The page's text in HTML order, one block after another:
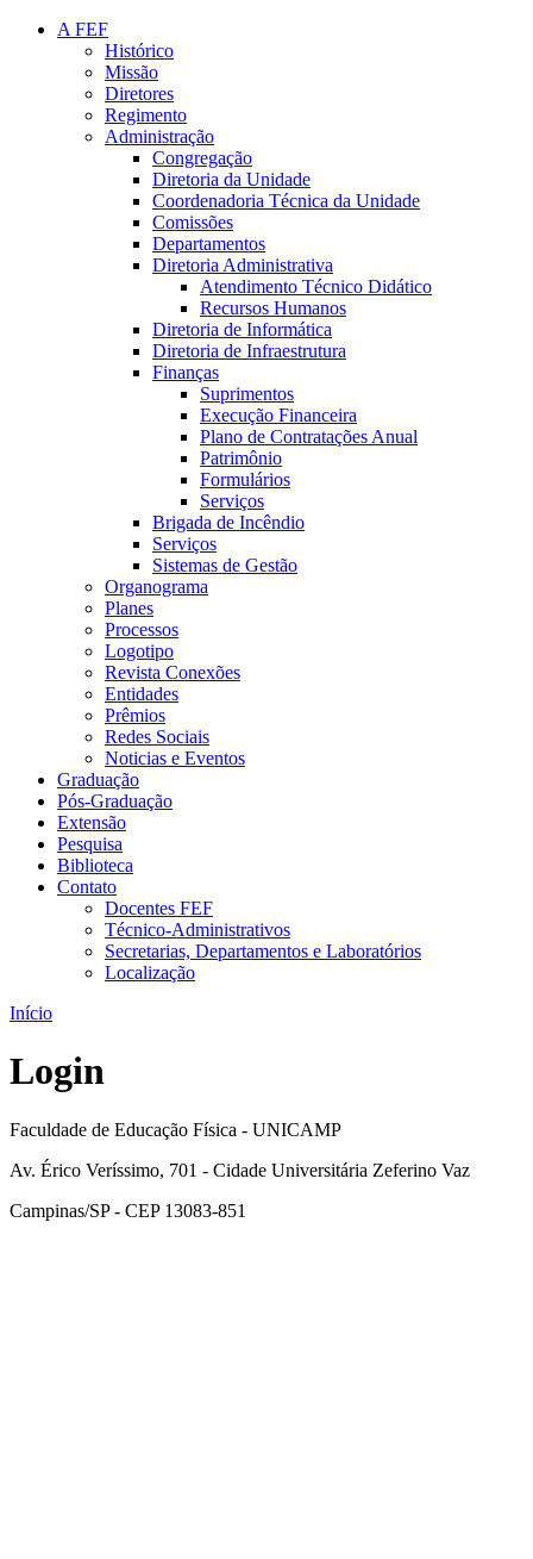
A FEF
Histórico
Missão
Diretores
Regimento
Administração
Congregação
Diretoria da Unidade
Coordenadoria Técnica da Unidade
Comissões
Departamentos
Diretoria Administrativa
Atendimento Técnico Didático
Recursos Humanos
Diretoria de Informática
Diretoria de Infraestrutura
Finanças
Suprimentos
Execução Financeira
Plano de Contratações Anual
Patrimônio
Formulários
Serviços
Brigada de Incêndio
Serviços
Sistemas de Gestão
Organograma
Planes
Processos
Logotipo
Revista Conexões
Entidades
Prêmios
Redes Sociais
Noticias e Eventos
Graduação
Pós-Graduação
Extensão
Pesquisa
Biblioteca
Contato
Docentes FEF
Técnico-Administrativos
Secretarias, Departamentos e Laboratórios
Localização
Início
Login
Faculdade de Educação Física - UNICAMP
Av. Érico Veríssimo, 701 - Cidade Universitária Zeferino Vaz
Campinas/SP - CEP 13083-851